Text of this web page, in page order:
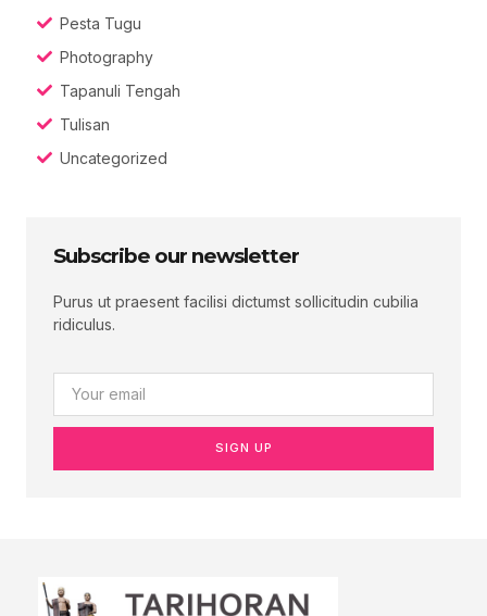
Pesta Tugu
Photography
Tapanuli Tengah
Tulisan
Uncategorized
Subscribe our newsletter
Purus ut praesent facilisi dictumst sollicitudin cubilia
ridiculus.
SIGN UP